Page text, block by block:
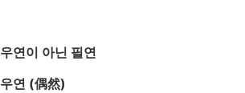
우연이 아닌 필연
우연 (偶然)